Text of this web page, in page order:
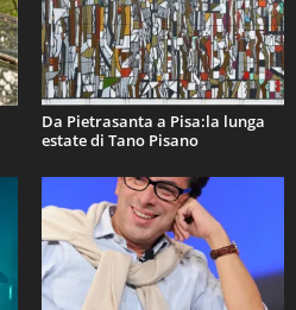
Da Pietrasanta a Pisa:la lunga
estate di Tano Pisano